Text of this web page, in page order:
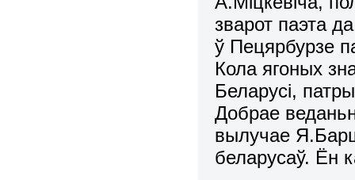
зварот паэта
ў Пецярбурзе
Кола ягоных
Беларусі,
Добрае
вылучае
беларусаў. Ён